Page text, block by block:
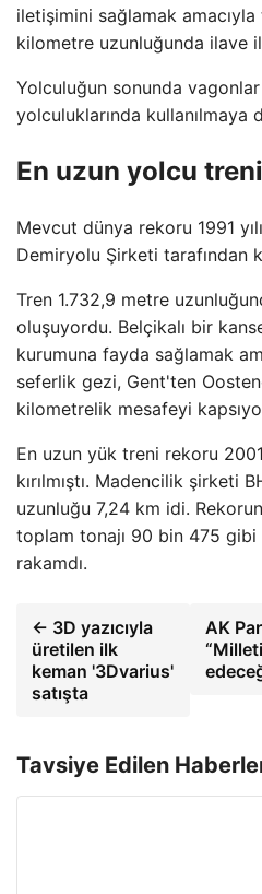
iletişimini sağlamak amacıyla
kilometre uzunluğunda ilave
Yolculuğun sonunda
yolculuklarında kullanılmaya
En uzun yolcu
Mevcut dünya rekoru 1991
Demiryolu Şirketi tarafından
Tren 1.732,9 metre
oluşuyordu. Belçikalı bir
kurumuna fayda sağlamak
seferlik gezi, Gent'ten
kilometrelik mesafeyi
En uzun yük treni rekoru
kırılmıştı. Madencilik şirketi
uzunluğu 7,24 km idi. Rekorun
toplam tonajı 90 bin 475
rakamdı.
← 3D yazıcıyla
üretilen ilk
keman '3Dvarius'
satışta
AK
Tavsiye Edilen